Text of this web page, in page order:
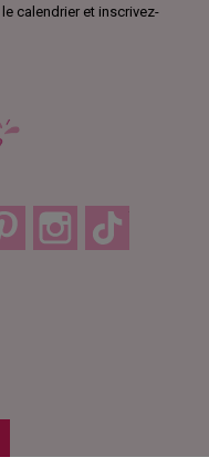
calendrier et inscrivez-
Pinterest Instagram